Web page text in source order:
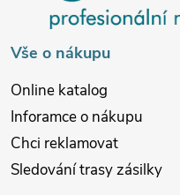
Vše o nákupu
Online katalog
Inforamce o nákupu
Chci reklamovat
Sledování trasy zásilky